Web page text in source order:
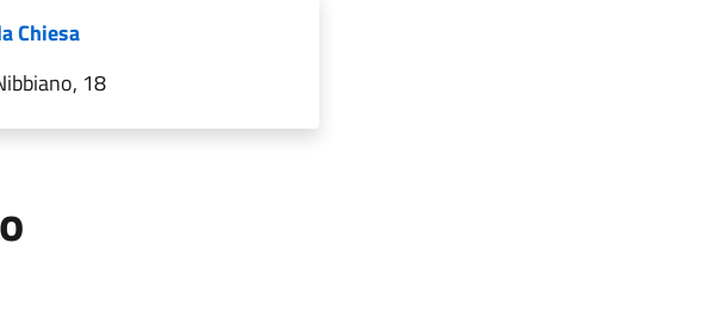
Chiesa
18